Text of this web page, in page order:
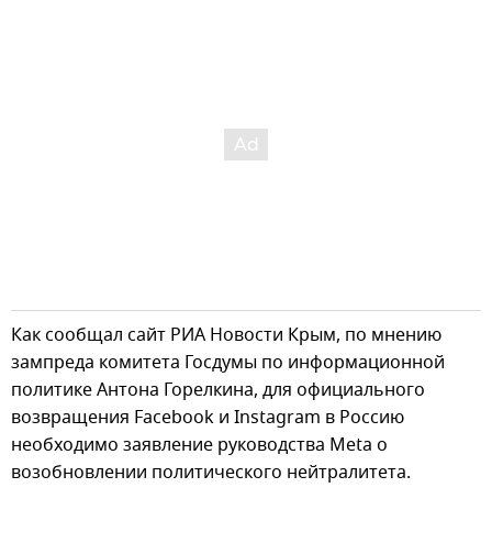
Как сообщал сайт РИА Новости Крым, по мнению
зампреда комитета Госдумы по информационной
политике Антона Горелкина, для официального
возвращения Facebook и Instagram в Россию
необходимо заявление руководства Meta о
возобновлении политического нейтралитета.